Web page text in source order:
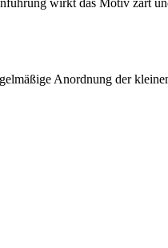
Anordnung der